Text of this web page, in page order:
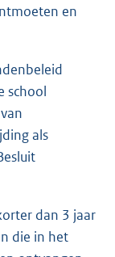
en
school
als
dan 3 jaar
die in het